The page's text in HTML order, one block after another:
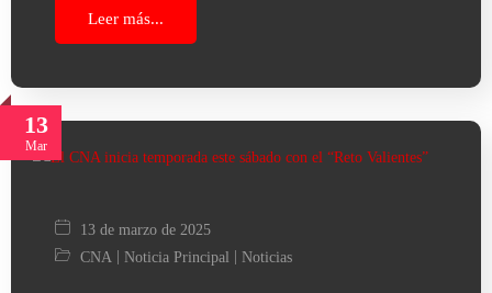
Leer más...
13
Mar
13 de marzo de 2025
CNA
Noticia Principal Noticias